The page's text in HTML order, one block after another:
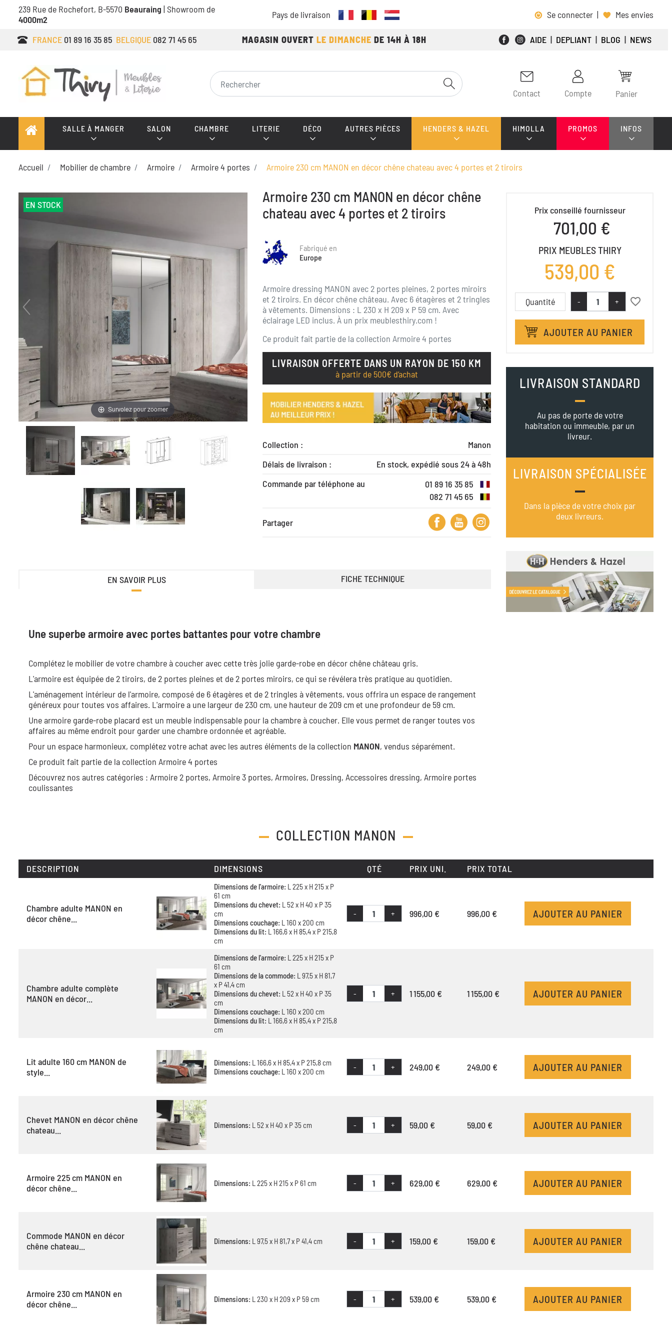
239 Rue de Rochefort, B-5570 Beauraing | Showroom de
4000m2
Pays de livraison Se connecter | Mes envies
FRANCE 01 89 16 35 85 BELGIQUE 082 71 45 65 MAGASIN OUVERT LE DIMANCHE DE 14H À 18H AIDE | DEPLIANT | BLOG | NEWS
Contact Compte Panier
SALLE À MANGER SALON CHAMBRE LITERIE DÉCO AUTRES PIÈCES HENDERS & HAZEL HIMOLLA PROMOS INFOS
Accueil Mobilier de chambre Armoire Armoire 4 portes Armoire 230 cm MANON en décor chêne chateau avec 4 portes et 2 tiroirs
EN STOCK
Survolez pour zoomer
Armoire 230 cm MANON en décor chêne
chateau avec 4 portes et 2 tiroirs
Fabriqué en
Europe
Armoire dressing MANON avec 2 portes pleines, 2 portes miroirs
et 2 tiroirs. En décor chêne château. Avec 6 étagères et 2 tringles
à vêtements. Dimensions : L 230 x H 209 x P 59 cm. Avec
éclairage LED inclus. À un prix meublesthiry.com !
Ce produit fait partie de la collection Armoire 4 portes
LIVRAISON OFFERTE DANS UN RAYON DE 150 KM
à partir de 500€ d’achat
Collection :
Manon
Délais de livraison :
En stock, expédié sous 24 à 48h
Commande par téléphone au
01 89 16 35 85
082 71 45 65
Partager
EN SAVOIR PLUS FICHE TECHNIQUE
Une superbe armoire avec portes battantes pour votre chambre
Complétez le mobilier de votre chambre à coucher avec cette très jolie garde-robe en décor chêne château gris.
L'armoire est équipée de 2 tiroirs, de 2 portes pleines et de 2 portes miroirs, ce qui se révélera très pratique au quotidien.
L'aménagement intérieur de l'armoire, composé de 6 étagères et de 2 tringles à vêtements, vous offrira un espace de rangement
généreux pour toutes vos affaires. L'armoire a une largeur de 230 cm, une hauteur de 209 cm et une profondeur de 59 cm.
Une armoire garde-robe placard est un meuble indispensable pour la chambre à coucher. Elle vous permet de ranger toutes vos
affaires au même endroit pour garder une chambre ordonnée et agréable.
Pour un espace harmonieux, complétez votre achat avec les autres éléments de la collection MANON, vendus séparément.
Ce produit fait partie de la collection Armoire 4 portes
Découvrez nos autres catégories : Armoire 2 portes, Armoire 3 portes, Armoires, Dressing, Accessoires dressing, Armoire portes
coulissantes
Prix conseillé fournisseur
701,00 €
PRIX MEUBLES THIRY
539,00 €
Quantité - + favorite_border
AJOUTER AU PANIER
LIVRAISON STANDARD
Au pas de porte de votre
habitation ou immeuble, par un
livreur.
LIVRAISON SPÉCIALISÉE
Dans la pièce de votre choix par
deux livreurs.
COLLECTION MANON
DESCRIPTION DIMENSIONS QTÉ PRIX UNI. PRIX TOTAL
Chambre adulte MANON en
décor chêne...
Dimensions de l'armoire: L 225 x H 215 x P
61 cm
Dimensions du chevet: L 52 x H 40 x P 35
cm
Dimensions couchage: L 160 x 200 cm
Dimensions du lit: L 166,6 x H 85,4 x P 215,8
cm
- + 996,00 € 996,00 € AJOUTER AU PANIER
Chambre adulte complète
MANON en décor...
Dimensions de l'armoire: L 225 x H 215 x P
61 cm
Dimensions de la commode: L 97,5 x H 81,7
x P 41,4 cm
Dimensions du chevet: L 52 x H 40 x P 35
cm
Dimensions couchage: L 160 x 200 cm
Dimensions du lit: L 166,6 x H 85,4 x P 215,8
cm
- + 1 155,00 € 1 155,00 € AJOUTER AU PANIER
Lit adulte 160 cm MANON de
style...
Dimensions: L 166,6 x H 85,4 x P 215,8 cm
Dimensions couchage: L 160 x 200 cm - + 249,00 € 249,00 € AJOUTER AU PANIER
Chevet MANON en décor chêne
chateau...
Dimensions: L 52 x H 40 x P 35 cm - + 59,00 € 59,00 € AJOUTER AU PANIER
Armoire 225 cm MANON en
décor chêne...
Dimensions: L 225 x H 215 x P 61 cm - + 629,00 € 629,00 € AJOUTER AU PANIER
Commode MANON en décor
chêne chateau...
Dimensions: L 97,5 x H 81,7 x P 41,4 cm - + 159,00 € 159,00 € AJOUTER AU PANIER
Armoire 230 cm MANON en
décor chêne...
Dimensions: L 230 x H 209 x P 59 cm - + 539,00 € 539,00 € AJOUTER AU PANIER